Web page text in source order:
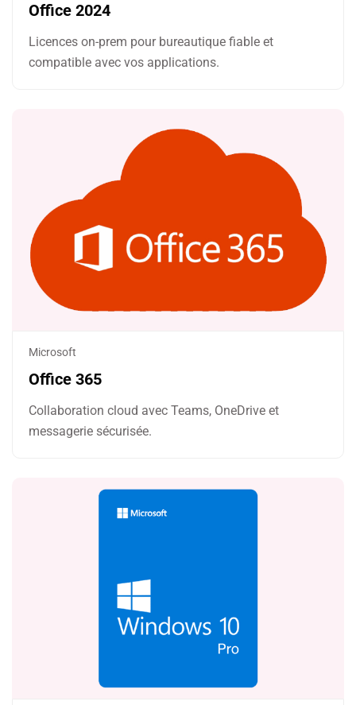
Office 2024
Licences on-prem pour bureautique fiable et
compatible avec vos applications.
Microsoft
Office 365
Collaboration cloud avec Teams, OneDrive et
messagerie sécurisée.